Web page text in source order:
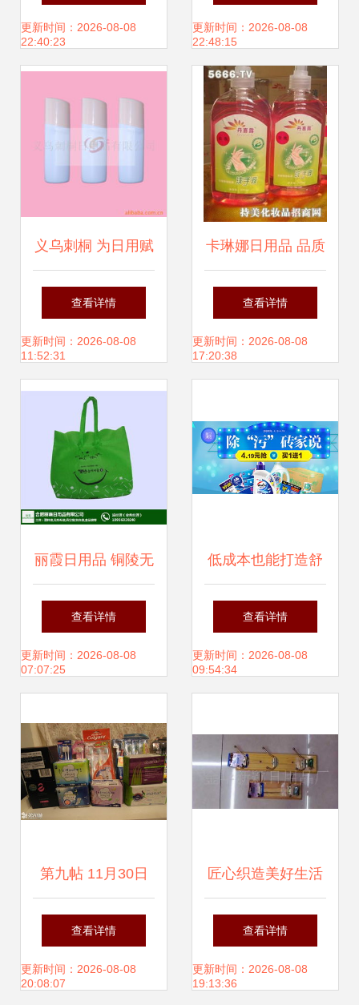
今日温暖开启
更新时间：2026-08-08
22:40:23
馨与品质并重的日
常之选
更新时间：2026-08-08
22:48:15
义乌刺桐 为日用赋
予温情与效率
查看详情
更新时间：2026-08-08
11:52:31
卡琳娜日用品 品质
生活的优选，最新
产品展示与用户体
查看详情
更新时间：2026-08-08
17:20:38
丽霞日用品 铜陵无
纺布袋行业品牌解
析
查看详情
更新时间：2026-08-08
07:07:25
低成本也能打造舒
适家 这些高性价比
家居日用神器别错
查看详情
更新时间：2026-08-08
09:54:34
第九帖 11月30日
更新，日用品与护
肤品省钱精选指南
查看详情
更新时间：2026-08-08
20:08:07
匠心织造美好生活
——走进金华新颖
日用品厂的品质世
查看详情
更新时间：2026-08-08
19:13:36